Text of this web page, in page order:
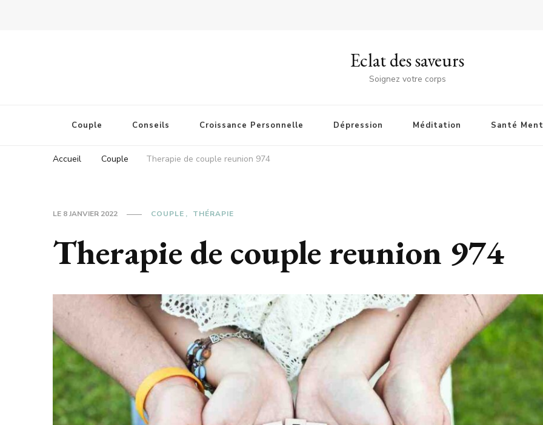
Eclat des saveurs
Soignez votre corps
Couple Conseils Croissance Personnelle Dépression Méditation Santé
Accueil Couple Therapie de couple reunion 974
LE 8 JANVIER 2022 COUPLE THÉRAPIE
Therapie de couple reunion 974